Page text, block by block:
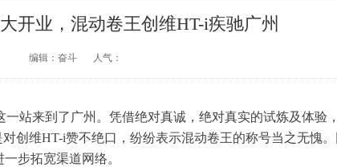
开业，混动卷王创维HT-i疾驰广州
编辑：奋斗 人气：
站来到了广州。凭借绝对真诚，绝对真实的试炼及体验
创维HT-i赞不绝口，纷纷表示混动卷王的称号当之无愧
步拓宽渠道网络。